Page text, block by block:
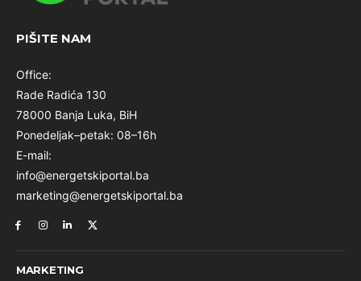
PIŠITE NAM
Office:
Rade Radića 130
78000 Banja Luka, BiH
Ponedeljak–petak: 08–16h
E-mail:
info@energetskiportal.ba
marketing@energetskiportal.ba
MARKETING